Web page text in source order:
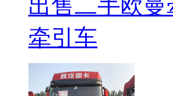
出售二手欧
牵引车